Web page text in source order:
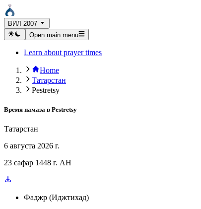
ВИЛ 2007
Open main menu
Learn about prayer times
Home
Татарстан
Pestretsy
Время намаза в Pestretsy
Татарстан
6 августа 2026 г.
23 сафар 1448 г. AH
Фаджр (Иджтихад)